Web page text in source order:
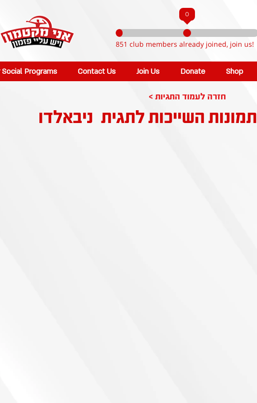
0
851 club members already joined, join us!
Social Programs Contact Us Join Us Donate Shop
< חזרה לעמוד התגיות
ניבאלדו תמונות השייכות לתגית